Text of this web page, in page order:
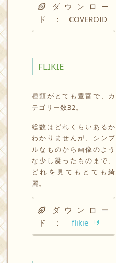
ダウンロー
ド ： COVEROID
FLIKIE
種類がとても豊富で、カ
テゴリー数32。
総数はどれくらいあるか
わかりませんが、シンプ
ルなものから画像のよう
な少し凝ったものまで、
どれを見てもとても綺
麗。
ダウンロー
ド ：
flikie